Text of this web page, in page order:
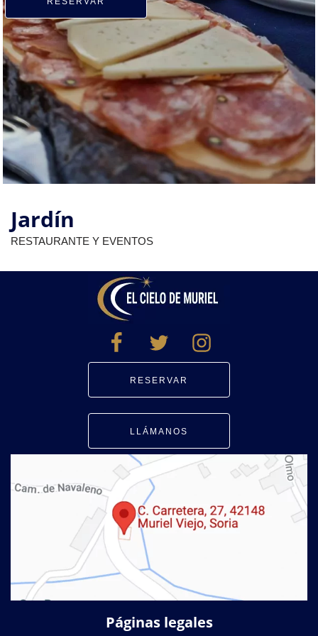
Jardín
RESTAURANTE Y EVENTOS
RESERVAR
LLÁMANOS
Páginas legales